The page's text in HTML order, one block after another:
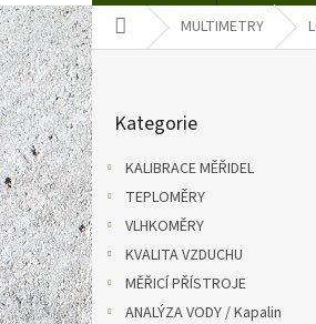
Domů MULTIMETRY
P
o
s
t
r
a
n
n
í
p
a
kategorie
Kategorie
KALIBRACE MĚŘIDEL
TEPLOMĚRY
VLHKOMĚRY
KVALITA VZDUCHU
MĚŘICÍ PŘÍSTROJE
ANALÝZA VODY / Kapalin